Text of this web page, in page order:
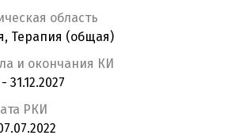
область
Терапия (общая)
и окончания КИ
31.12.2027
РКИ